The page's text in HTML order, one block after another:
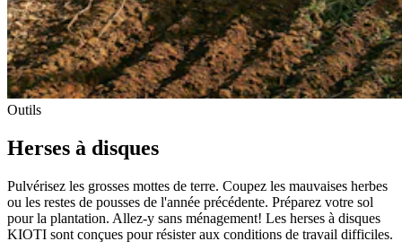
Outils
Herses à disques
Pulvérisez les grosses mottes de terre. Coupez les mauvaises herbes
ou les restes de pousses de l'année précédente. Préparez votre sol
pour la plantation. Allez-y sans ménagement! Les herses à disques
KIOTI sont conçues pour résister aux conditions de travail difficiles.